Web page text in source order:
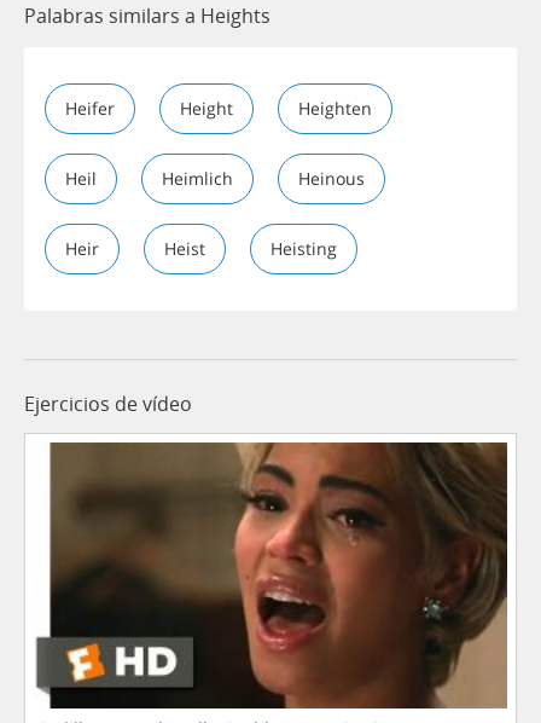
Palabras similars a Heights
Heifer Height Heighten
Heil Heimlich Heinous
Heir Heist Heisting
Ejercicios de vídeo